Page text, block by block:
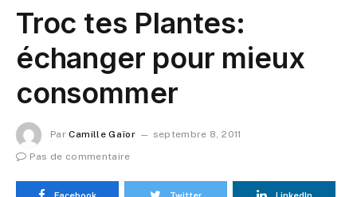
Troc tes Plantes:
échanger pour mieux
consommer
Par Camille Gaïor
septembre 8, 2011
Pas de commentaire